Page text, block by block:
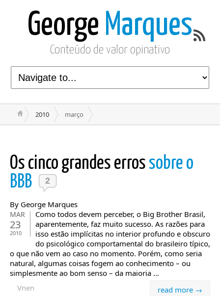
George Marques
Conteúdo de valor opinativo
2010 março
Os cinco grandes erros sobre o
BBB
2
By George Marques
MAR
23
2010
Como todos devem perceber, o Big Brother Brasil,
aparentemente, faz muito sucesso. As razões para
isso estão implícitas no interior profundo e obscuro
do psicológico comportamental do brasileiro típico,
o que não vem ao caso no momento. Porém, como seria
natural, algumas coisas fogem ao conhecimento – ou
simplesmente ao bom senso – da maioria ...
read more →
Vnen